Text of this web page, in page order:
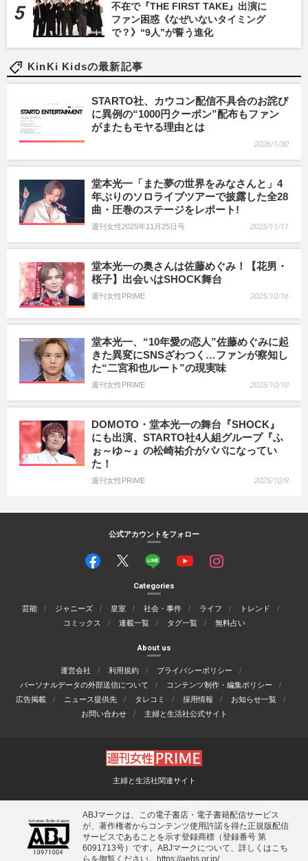
不在で『THE FIRST TAKE』出演に
ファン困惑《なぜいないタイミング
で？》“9人”が誓う進化
KinKi Kidsの最新記事
STARTO社、カウコン配信不具合のお詫び
に異例の“1000円クーポン”配布もファン
がまたもモヤる理由とは
2026/1/30
堂本光一「また夢の世界をみなさんと」4
年ぶりのソロライブツアーで披露した全28
曲・圧巻のステージをレポート!
週刊女性2025年11月25日号 2025/11/11
堂本光一の奥さんは佐藤めぐみ！【花男・
桜子】出会いはSHOCK舞台
週刊女性PRIME 2025/10/16
堂本光一、“10年愛の恋人”佐藤めぐみに起
きた異変にSNSざわつく…ファンが察知し
た“二宮和也ルート”の現実味
週刊女性PRIME 2025/10/10
DOMOTO・堂本光一の舞台『SHOCK』
にも出演、STARTO社4人組グループ『ふ
ぉ～ゆ～』の松崎祐介がパパになってい
た！
週刊女性PRIME 2025/10/9
公式アカウントをフォロー
Categories
芸能 ジャニーズ 皇室 社会・事件 ライフ
トレンド
コミックス
連載一覧 タグ一覧 無料占い
About us
運営会社 利用規約
プライバシーポリシー
パーソナルデータの外部送信について
コンテンツ制作・編集ポリシー
広告掲載
ニュース提供先 タレコミ 採用情報
お知らせ一覧
お問い合わせ
主婦と生活社公式サイト
主婦と生活社関連サイト
ABJマークは、この電子書店・電子書籍配信サービス
が、著作権者からコンテンツ使用許諾を得た正規版配信
サービスであることを示す登録商標（登録番号 第
6091713号）です。ABJマークについて、詳しくはこち
らを御覧ください。
https://aebs.or.jp/